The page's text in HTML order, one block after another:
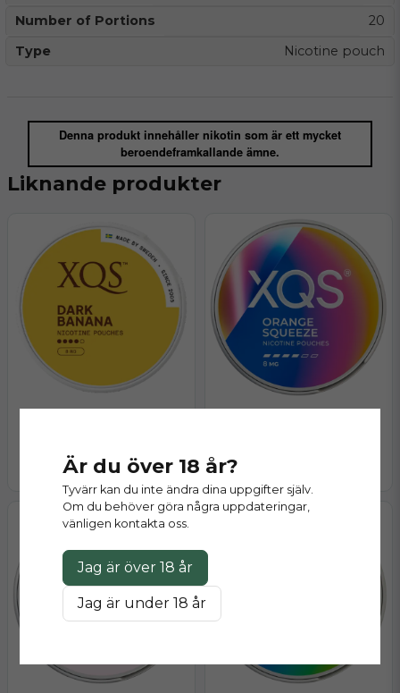
Number of Portions
20
Type
Nicotine pouch
Denna produkt innehåller nikotin som är ett mycket
beroendeframkallande ämne.
Liknande produkter
XQS
Finns i lager
XQS
Är du över 18 år?
Tyvärr kan du inte ändra dina uppgifter själv.
Om du behöver göra några uppdateringar,
vänligen kontakta oss.
Jag är över 18 år
Jag är under 18 år